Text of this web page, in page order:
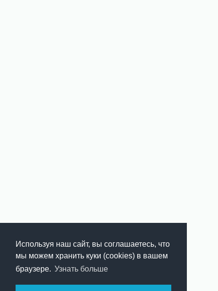
Используя наш сайт, вы соглашаетесь, что
мы можем хранить куки (cookies) в вашем
браузере. Узнать больше